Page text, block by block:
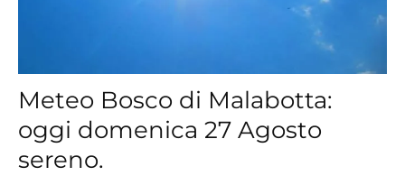
Meteo Bosco di Malabotta:
oggi domenica 27 Agosto
sereno.